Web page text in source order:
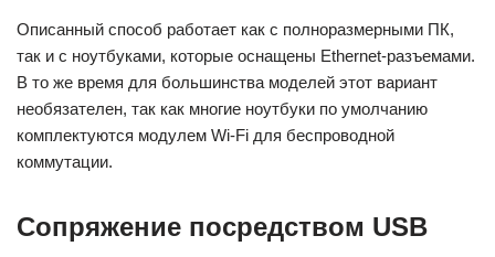
Описанный способ работает как с полноразмерными ПК,
так и с ноутбуками, которые оснащены Ethernet-разъемами.
В то же время для большинства моделей этот вариант
необязателен, так как многие ноутбуки по умолчанию
комплектуются модулем Wi-Fi для беспроводной
коммутации.
Сопряжение посредством USB